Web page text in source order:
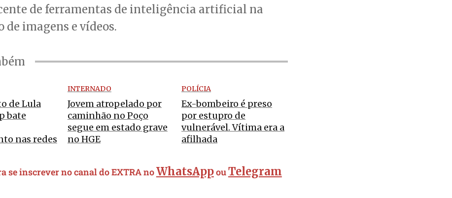
de ferramentas de inteligência artificial na
de imagens e vídeos.
de Lula
bate
nas redes
INTERNADO
Jovem atropelado por
caminhão no Poço
segue em estado grave
no HGE
POLÍCIA
Ex-bombeiro é preso
por estupro de
vulnerável. Vítima era a
afilhada
se inscrever no canal do EXTRA noWhatsAppouTelegram